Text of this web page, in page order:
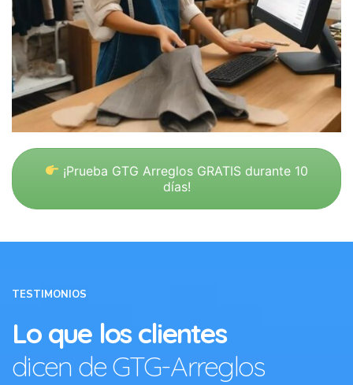
¡Prueba GTG Arreglos GRATIS durante 10
días!
TESTIMONIOS
Lo que los clientes
dicen de GTG-Arreglos